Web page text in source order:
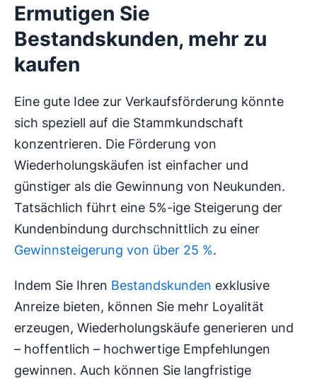
Ermutigen Sie
Bestandskunden, mehr zu
kaufen
Eine gute Idee zur Verkaufsförderung könnte
sich speziell auf die Stammkundschaft
konzentrieren. Die Förderung von
Wiederholungskäufen ist einfacher und
günstiger als die Gewinnung von Neukunden.
Tatsächlich führt eine 5%-ige Steigerung der
Kundenbindung durchschnittlich zu einer
Gewinnsteigerung von über 25 %.
Indem Sie Ihren Bestandskunden exklusive
Anreize bieten, können Sie mehr Loyalität
erzeugen, Wiederholungskäufe generieren und
– hoffentlich – hochwertige Empfehlungen
gewinnen. Auch können Sie langfristige